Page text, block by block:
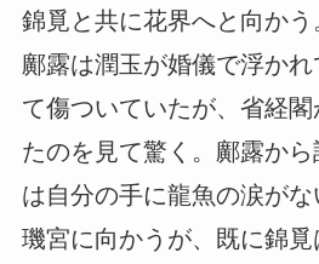
錦覓と共に花界へと向かう
鄺露は潤玉が婚儀で浮か
て傷ついていたが、省経
たのを見て驚く。鄺露か
は自分の手に龍魚の涙が
璣宮に向かうが、既に錦